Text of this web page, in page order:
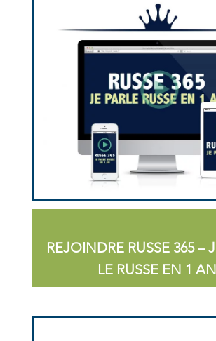
REJOINDRE RUSSE 365 –
LE RUSSE EN 1 AN